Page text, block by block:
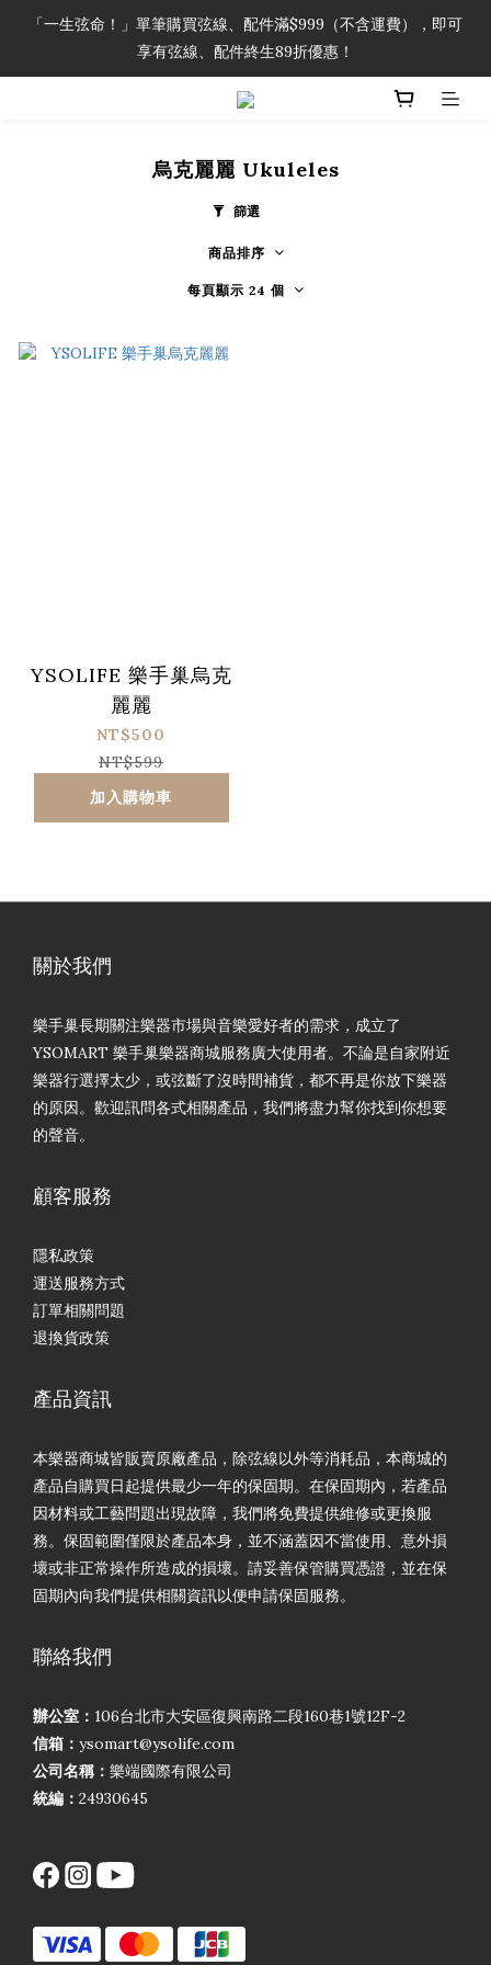
「一生弦命！」單筆購買弦線、配件滿$999（不含運費），即可
享有弦線、配件終生89折優惠！
「一生弦命！」單筆購買弦線、配件滿$999（不含運費），即可
享有弦線、配件終生89折優惠！
加入會員即領2000元購物金。 加入購物車查看更多折扣！
「一生弦命！」單筆購買弦線、配件滿$999（不含運費），即可
烏克麗麗 Ukuleles
篩選
商品排序
每頁顯示 24 個
YSOLIFE 樂手巢烏克
麗麗
NT$500
NT$599
加入購物車
關於我們
樂手巢長期關注樂器市場與音樂愛好者的需求，成立了
YSOMART 樂手巢樂器商城服務廣大使用者。不論是自家附近
樂器行選擇太少，或弦斷了沒時間補貨，都不再是你放下樂器
的原因。歡迎訊問各式相關產品，我們將盡力幫你找到你想要
的聲音。
顧客服務
隱私政策
運送服務方式
訂單相關問題
退換貨政策
產品資訊
本樂器商城皆販賣原廠產品，除弦線以外等消耗品，本商城的
產品自購買日起提供最少一年的保固期。在保固期內，若產品
因材料或工藝問題出現故障，我們將免費提供維修或更換服
務。保固範圍僅限於產品本身，並不涵蓋因不當使用、意外損
壞或非正常操作所造成的損壞。請妥善保管購買憑證，並在保
固期內向我們提供相關資訊以便申請保固服務。
聯絡我們
辦公室： 106台北市大安區復興南路二段160巷1號12F-2
信箱： ysomart@ysolife.com
公司名稱： 樂端國際有限公司
統編： 24930645